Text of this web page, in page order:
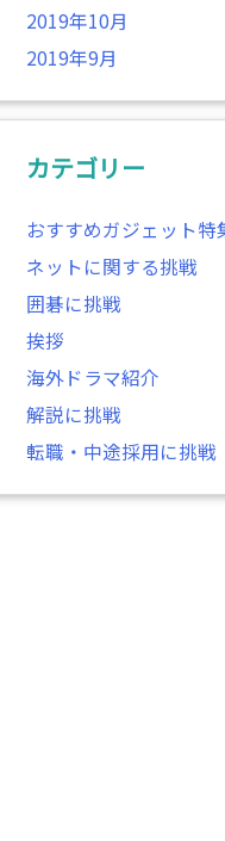
2019年10月
2019年9月
カテゴリー
おすすめガジェット特
ネットに関する挑戦
囲碁に挑戦
挨拶
海外ドラマ紹介
解説に挑戦
転職・中途採用に挑戦